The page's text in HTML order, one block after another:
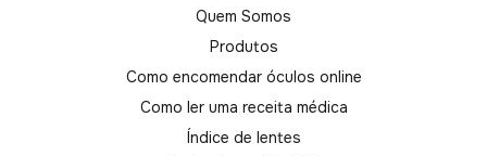
Quem Somos
Produtos
Como encomendar óculos online
Como ler uma receita médica
Índice de lentes